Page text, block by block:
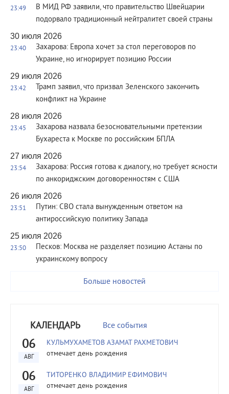
23:49
В МИД РФ заявили, что правительство Швейцарии
подорвало традиционный нейтралитет своей страны
30 июля 2026
23:40
Захарова: Европа хочет за стол переговоров по
Украине, но игнорирует позицию России
29 июля 2026
23:42
Трамп заявил, что призвал Зеленского закончить
конфликт на Украине
28 июля 2026
23:45
Захарова назвала безосновательными претензии
Бухареста к Москве по российским БПЛА
27 июля 2026
23:54
Захарова: Россия готова к диалогу, но требует ясности
по анкориджским договоренностям с США
26 июля 2026
23:51
Путин: СВО стала вынужденным ответом на
антироссийскую политику Запада
25 июля 2026
23:50
Песков: Москва не разделяет позицию Астаны по
украинскому вопросу
Больше новостей
КАЛЕНДАРЬ Все события
06
АВГ
КУЛЬМУХАМЕТОВ АЗАМАТ РАХМЕТОВИЧ
отмечает день рождения
06
АВГ
ТИТОРЕНКО ВЛАДИМИР ЕФИМОВИЧ
отмечает день рождения